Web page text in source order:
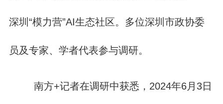
深圳“模力营”AI生态社区。多位深圳市政协委
员及专家、学者代表参与调研。
南方+记者在调研中获悉，2024年6月3日